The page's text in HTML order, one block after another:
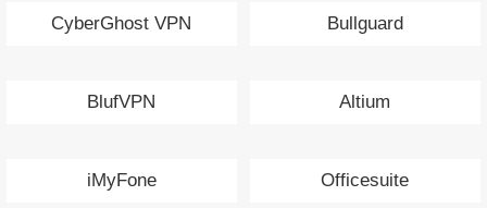
CyberGhost VPN Bullguard
BlufVPN Altium
iMyFone Officesuite